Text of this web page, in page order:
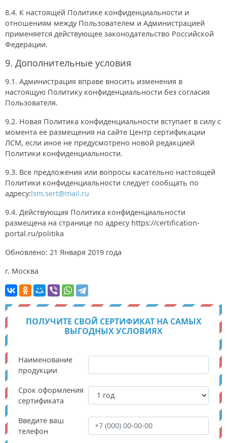
8.4. К настоящей Политике конфиденциальности и
отношениям между Пользователем и Администрацией
применяется действующее законодательство Российской
Федерации.
9. Дополнительные условия
9.1. Администрация вправе вносить изменения в
настоящую Политику конфиденциальности без согласия
Пользователя.
9.2. Новая Политика конфиденциальности вступает в силу с
момента ее размещения на сайте Центр сертификации
ЛСМ, если иное не предусмотрено новой редакцией
Политики конфиденциальности.
9.3. Все предложения или вопросы касательно настоящей
Политики конфиденциальности следует сообщать по
адресу:lsm.sert@mail.ru
9.4. Действующая Политика конфиденциальности
размещена на странице по адресу https://certification-
portal.ru/politika
Обновлено: 21 Января 2019 года
г. Москва
ПОЛУЧИТЕ СВОЙ СЕРТИФИКАТ НА САМЫХ
ВЫГОДНЫХ УСЛОВИЯХ
Наименование
продукции
Срок оформления
сертификата
Введите ваш
телефон